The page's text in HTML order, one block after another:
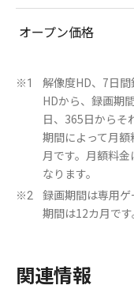
オープン価格
※1
解像度HD、7日
HDから、録画期
日、365日からそ
期間によって月
月です。月額料
なります。
※2
録画期間は専用
期間は12カ月です
関連情報